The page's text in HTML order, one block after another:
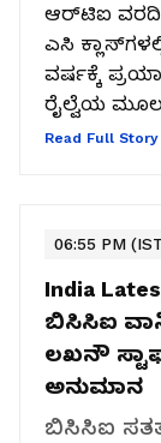
ಆರ್‌ಟಿಐ
ಎಸಿ
ವರ್ಷಕ್ಕೆ
ರೈಲ್ವೆಯ
Read Full Story
06:55 PM
India
ಬಿಸಿಸಿಐ
ಲಖನೌ
ಅನುಮಾನ
ಬಿಸಿಸಿಐ